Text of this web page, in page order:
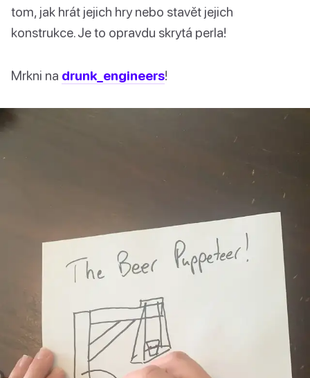
tom, jak hrát jejich hry nebo stavět jejich
konstrukce. Je to opravdu skrytá perla!
Mrkni na drunk_engineers!